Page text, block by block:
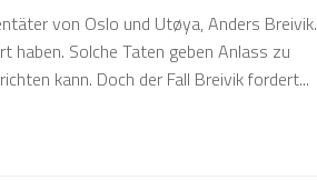
von Oslo und Utøya, Anders Breivik.
haben. Solche Taten geben Anlass zu
kann. Doch der Fall Breivik fordert...